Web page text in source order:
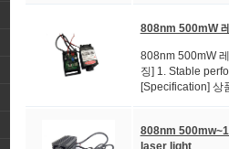
808nm 500mW
808nm 500mW
징] 1. Stable
[Specification] 상
808nm
laser light